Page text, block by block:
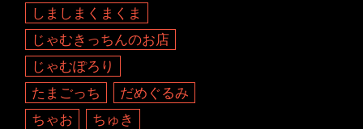
しましまくまくま
じゃむきっちんのお店
じゃむぽろり
たまごっち
だめぐるみ
ちゃお
ちゅき